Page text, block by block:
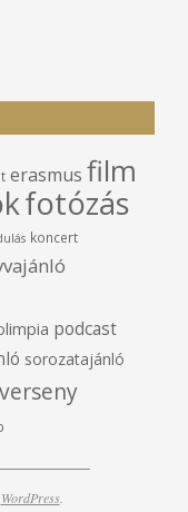
erasmus film
fotózás
koncert
podcast
sorozatajánló
verseny
WordPress.